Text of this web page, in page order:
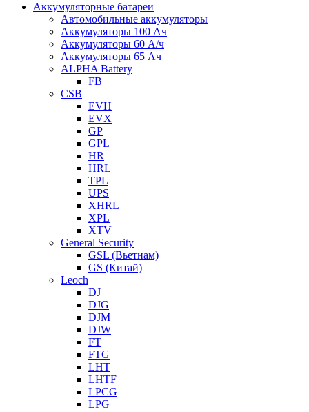
Аккумуляторные батареи
Автомобильные аккумуляторы
Аккумуляторы 100 Ач
Аккумуляторы 60 А/ч
Аккумуляторы 65 Ач
ALPHA Battery
FB
CSB
EVH
EVX
GP
GPL
HR
HRL
TPL
UPS
XHRL
XPL
XTV
General Security
GSL (Вьетнам)
GS (Китай)
Leoch
DJ
DJG
DJM
DJW
FT
FTG
LHT
LHTF
LPCG
LPG